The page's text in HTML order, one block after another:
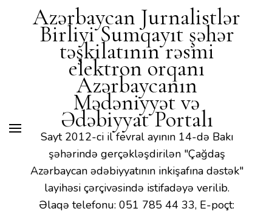
Mədəniyyət və Ədəbiyyat
Portalı
Azərbaycan Jurnalistlər
Birliyi Sumqayıt şəhər
təşkilatının rəsmi
elektron orqanı
Azərbaycanın
Mədəniyyət və
Ədəbiyyat Portalı
Sayt 2012-ci il fevral ayının 14-də Bakı
şəhərində gerçəkləşdirilən "Çağdaş
Azərbaycan ədəbiyyatının inkişafına dəstək"
layihəsi çərçivəsində istifadəyə verilib.
Əlaqə telefonu: 051 785 44 33, E-poçt: